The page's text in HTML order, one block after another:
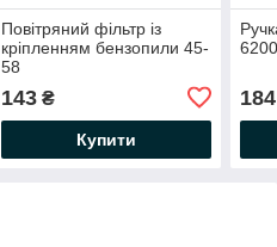
Повітряний фільтр із
кріпленням бензопили 45-
58
143₴
Купити
184